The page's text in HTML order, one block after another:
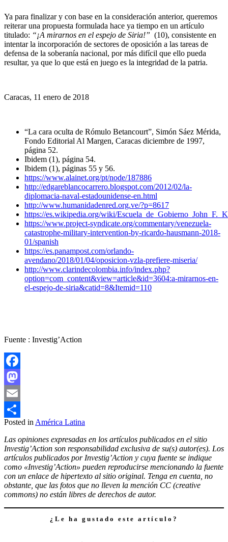
Ya para finalizar y con base en la consideración anterior, queremos
reiterar una propuesta formulada hace ya tiempo en un artículo
titulado: “¡A mirarnos en el espejo de Siria!” (10), consistente en
intentar la incorporación de sectores de oposición a las tareas de
defensa de la soberanía nacional, por más difícil que ello pueda
resultar, ya que lo que está en juego es la integridad de la patria.
Caracas, 11 enero de 2018
“La cara oculta de Rómulo Betancourt”, Simón Sáez Mérida,
Fondo Editorial Al Margen, Caracas diciembre de 1997,
página 52.
Ibidem (1), página 54.
Ibidem (1), páginas 55 y 56.
https://www.alainet.org/pt/node/187886
http://edgareblancocarrero.blogspot.com/2012/02/la-
diplomacia-naval-estadounidense-en.html
http://www.humanidadenred.org.ve/?p=8617
https://es.wikipedia.org/wiki/
https://www.project-syndicate.org/commentary/venezuela-
catastrophe-military-intervention-by-ricardo-hausmann-2018-
01/spanish
https://es.panampost.com/orlando-
avendano/2018/01/04/oposicion-vzla-prefiere-miseria/
http://www.clarindecolombia.info/index.php?
option=com_content&view=article&id=3604:a-mirarnos-en-
el-espejo-de-siria&catid=8&Itemid=110
Fuente : Investig’Action
Facebook
Mastodon
Email
Compartir
Posted in América Latina
Las opiniones expresadas en los artículos publicados en el sitio
Investig’Action son responsabilidad exclusiva de su(s) autor(es). Los
artículos publicados por Investig’Action y cuya fuente se indique
como «Investig’Action» pueden reproducirse mencionando la fuente
con un enlace de hipertexto al sitio original. Tenga en cuenta, no
obstante, que las fotos que no lleven la mención CC (creative
commons) no están libres de derechos de autor.
¿Le ha gustado este artículo?